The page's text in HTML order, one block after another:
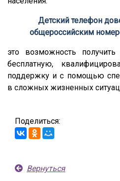
Детский телефон
общероссийским
это возможность
бесплатную,
поддержку и с помощью
в сложных жизненных
Поделиться:
Вернуться